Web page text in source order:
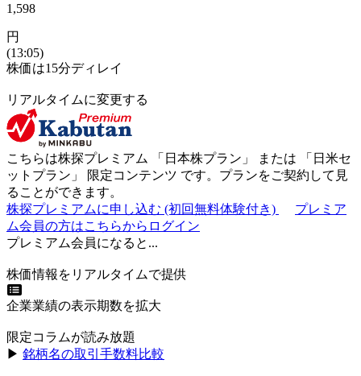
1,598
円
(13:05)
株価は15分ディレイ
リアルタイムに変更する
こちらは株探プレミアム 「 日本株プラン 」 または 「 日米セ
ットプラン 」 限定コンテンツ です。プランをご契約して見
ることができます。
株探プレミアムに申し込む (初回無料体験付き)
プレミア
ム会員の方はこちらからログイン
プレミアム会員になると...
株価情報をリアルタイムで提供
企業業績の表示期数を拡大
限定コラムが読み放題
▶︎ 銘柄名の取引手数料比較